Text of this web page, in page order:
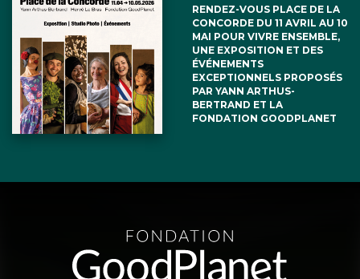
RENDEZ-VOUS PLACE DE LA
CONCORDE DU 11 AVRIL AU 10
MAI POUR VIVRE ENSEMBLE,
UNE EXPOSITION ET DES
ÉVÉNEMENTS
EXCEPTIONNELS PROPOSÉS
PAR YANN ARTHUS-
BERTRAND ET LA
FONDATION GOODPLANET